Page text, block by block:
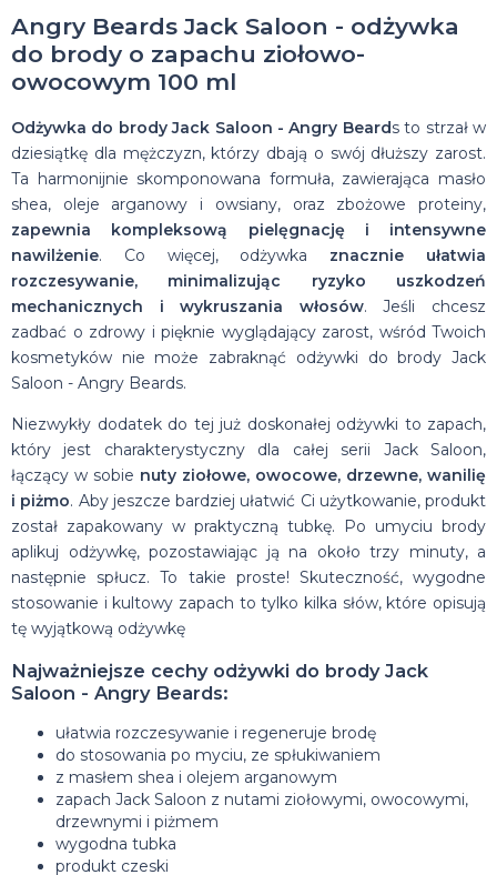
Angry Beards Jack Saloon - odżywka
do brody o zapachu ziołowo-
owocowym 100 ml
Odżywka do brody Jack Saloon - Angry Beards to strzał w
dziesiątkę dla mężczyzn, którzy dbają o swój dłuższy zarost.
Ta harmonijnie skomponowana formuła, zawierająca masło
shea, oleje arganowy i owsiany, oraz zbożowe proteiny,
zapewnia kompleksową pielęgnację i intensywne
nawilżenie. Co więcej, odżywka znacznie ułatwia
rozczesywanie, minimalizując ryzyko uszkodzeń
mechanicznych i wykruszania włosów. Jeśli chcesz
zadbać o zdrowy i pięknie wyglądający zarost, wśród Twoich
kosmetyków nie może zabraknąć odżywki do brody Jack
Saloon - Angry Beards.
Niezwykły dodatek do tej już doskonałej odżywki to zapach,
który jest charakterystyczny dla całej serii Jack Saloon,
łączący w sobie nuty ziołowe, owocowe, drzewne, wanilię
i piżmo. Aby jeszcze bardziej ułatwić Ci użytkowanie, produkt
został zapakowany w praktyczną tubkę. Po umyciu brody
aplikuj odżywkę, pozostawiając ją na około trzy minuty, a
następnie spłucz. To takie proste! Skuteczność, wygodne
stosowanie i kultowy zapach to tylko kilka słów, które opisują
tę wyjątkową odżywkę
Najważniejsze cechy odżywki do brody Jack
Saloon - Angry Beards:
ułatwia rozczesywanie i regeneruje brodę
do stosowania po myciu, ze spłukiwaniem
z masłem shea i olejem arganowym
zapach Jack Saloon z nutami ziołowymi, owocowymi,
drzewnymi i piżmem
wygodna tubka
produkt czeski